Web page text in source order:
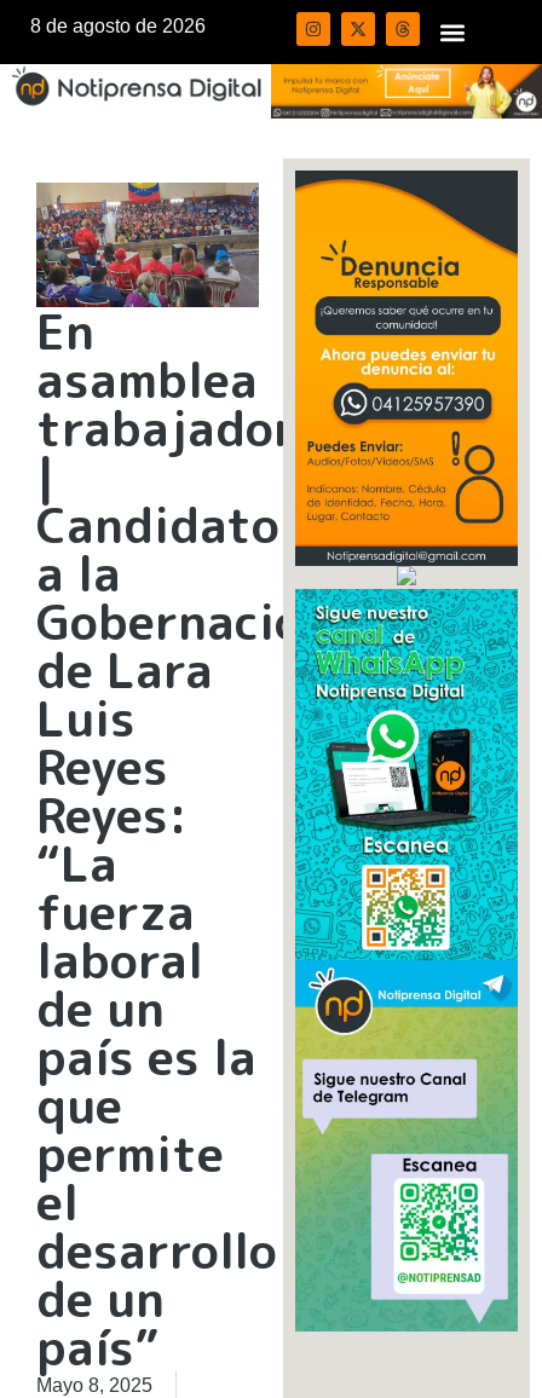
8 de agosto de 2026
En
asamblea
trabajadores
|
Candidato
a la
Gobernación
de Lara
Luis
Reyes
Reyes:
“La
fuerza
laboral
de un
país es la
que
permite
el
desarrollo
de un
país”
Mayo 8, 2025